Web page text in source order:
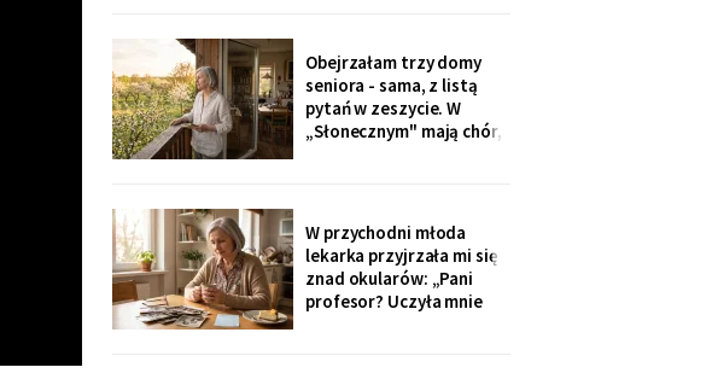
go nie zamykaj". Zdziwiła
się, mama się obruszyła.
Kiedyś zrozumie - ja
zrozumiałam o
czterdzieści lat za
Obejrzałam trzy domy
seniora - sama, z listą
pytań w zeszycie. W
„Słonecznym" mają chór,
widokiem na sad i
podpisałam papiery.
Dzieciom powiem po
fakcie - niech raz
dowiedzą się ostatnie.
W przychodni młoda
lekarka przyjrzała mi się
znad okularów: „Pani
profesor? Uczyła mnie